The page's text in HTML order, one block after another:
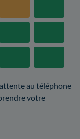
au téléphone
votre